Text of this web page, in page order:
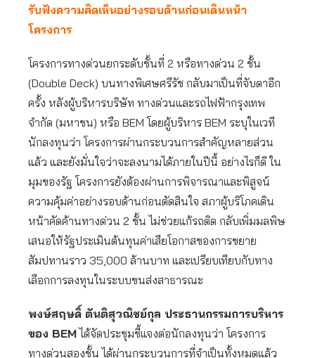
รับฟังความคิดเห็นอย่างรอบด้านก่อนเดินหน้า
โครงการ
โครงการทางด่วนยกระดับชั้นที่ 2 หรือทางด่วน 2 ชั้น
(Double Deck) บนทางพิเศษศรีรัช กลับมาเป็นที่จับตาอีก
ครั้ง หลังผู้บริหารบริษัท ทางด่วนและรถไฟฟ้ากรุงเทพ
จำกัด (มหาชน) หรือ BEM โดยผู้บริหาร BEM ระบุในเวที
นักลงทุนว่า โครงการผ่านกระบวนการสำคัญหลายส่วน
แล้ว และยังมั่นใจว่าจะลงนามได้ภายในปีนี้ อย่างไรก็ดี ใน
มุมของรัฐ โครงการยังต้องผ่านการพิจารณาและพิสูจน์
ความคุ้มค่าอย่างรอบด้านก่อนตัดสินใจ สภาผู้บริโภคเดิน
หน้าคัดค้านทางด่วน 2 ชั้น ไม่ช่วยแก้รถติด กลับเพิ่มมลพิษ
เสนอให้รัฐประเมินต้นทุนค่าเสียโอกาสของการขยาย
สัมปทานราว 35,000 ล้านบาท และเปรียบเทียบกับทาง
เลือกการลงทุนในระบบขนส่งสาธารณะ
พงษ์สฤษดิ์ ตันติสุวณิชย์กุล ประธานกรรมการบริหาร
ของ BEMได้จัดประชุมชี้แจงต่อนักลงทุนว่า โครงการ
ทางด่วนสองชั้น ได้ผ่านกระบวนการที่จำเป็นทั้งหมดแล้ว